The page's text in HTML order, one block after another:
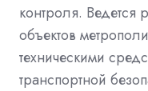
контроля.
объектов
техническими
транспортной